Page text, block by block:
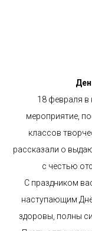
18 февраля
мероприятие,
классов
рассказали о
с честью
С праздником
наступающим
здоровы, полны